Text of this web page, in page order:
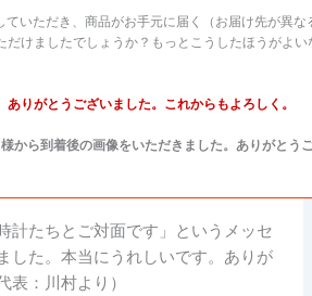
いただき、商品がお手元に届く（お届け先が異
だけましたでしょうか？もっとこうしたほうがよ
りがとうございました。これからもよろしく。
ら到着後の画像をいただきました。ありがとう
計たちとご対面です」というメッセ
した。本当にうれしいです。ありが
表：川村より）